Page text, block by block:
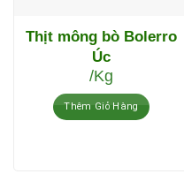
Thịt mông bò Bolerro
Úc
/Kg
Thêm Giỏ Hàng